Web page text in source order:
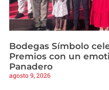
Bodegas Símbolo
Premios con un
Panadero
agosto 9, 2026